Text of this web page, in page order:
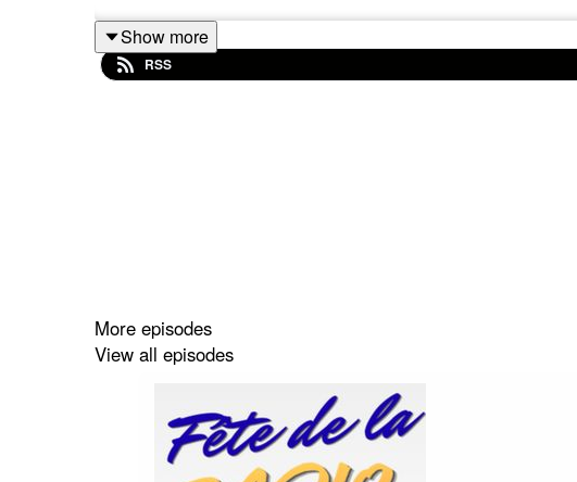
Show more
RSS
More episodes
View all episodes